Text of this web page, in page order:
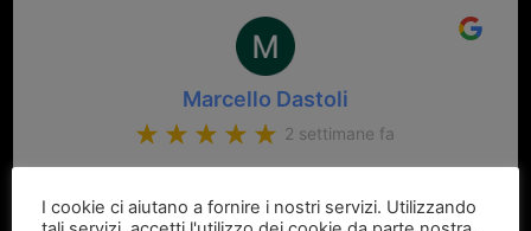
Marcello Dastoli
2 settimane fa
VERO PUNTO DI RIFERIMENTO PER LA ZONA
I cookie ci aiutano a fornire i nostri servizi. Utilizzando